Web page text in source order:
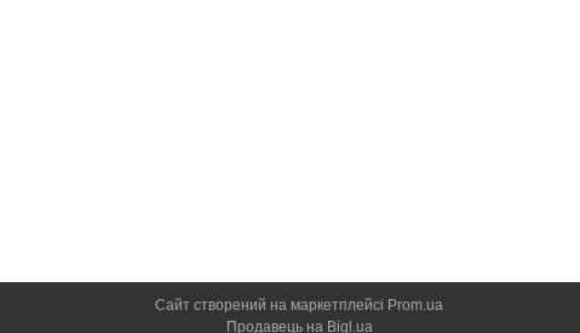
Сайт створений на маркетплейсі Prom.ua
Продавець на Bigl.ua